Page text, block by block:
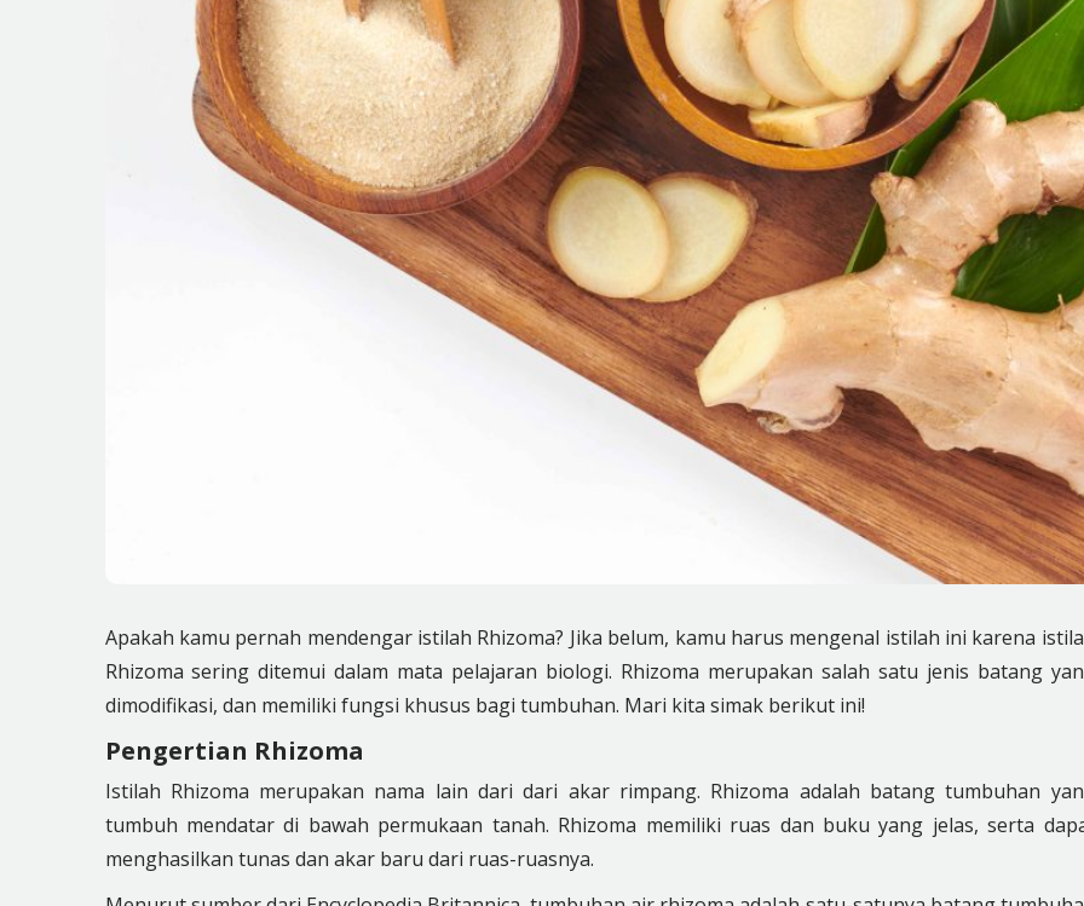
Apakah kamu pernah mendengar istilah Rhizoma? Jika belum, kamu harus mengenal istilah ini karena
Rhizoma sering ditemui dalam mata pelajaran biologi. Rhizoma merupakan salah satu jenis batang
dimodifikasi, dan memiliki fungsi khusus bagi tumbuhan. Mari kita simak berikut ini!
Pengertian Rhizoma
Istilah Rhizoma merupakan nama lain dari dari akar rimpang. Rhizoma adalah batang tumbuhan
tumbuh mendatar di bawah permukaan tanah. Rhizoma memiliki ruas dan buku yang jelas, serta
menghasilkan tunas dan akar baru dari ruas-ruasnya.